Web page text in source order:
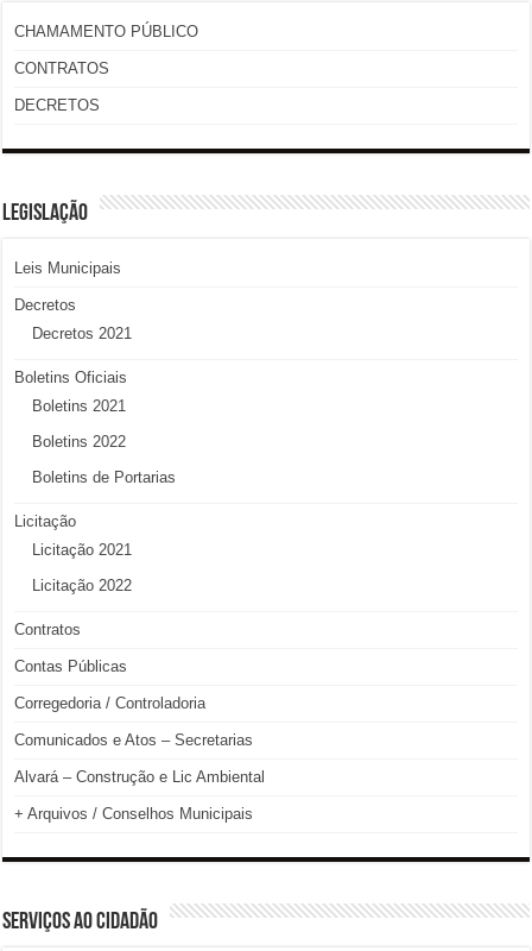
CHAMAMENTO PÚBLICO
CONTRATOS
DECRETOS
LEGISLAÇÃO
Leis Municipais
Decretos
Decretos 2021
Boletins Oficiais
Boletins 2021
Boletins 2022
Boletins de Portarias
Licitação
Licitação 2021
Licitação 2022
Contratos
Contas Públicas
Corregedoria / Controladoria
Comunicados e Atos – Secretarias
Alvará – Construção e Lic Ambiental
+ Arquivos / Conselhos Municipais
SERVIÇOS AO CIDADÃO